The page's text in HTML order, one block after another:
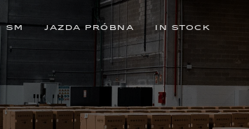
SM JAZDA PRÓBNA IN STOCK